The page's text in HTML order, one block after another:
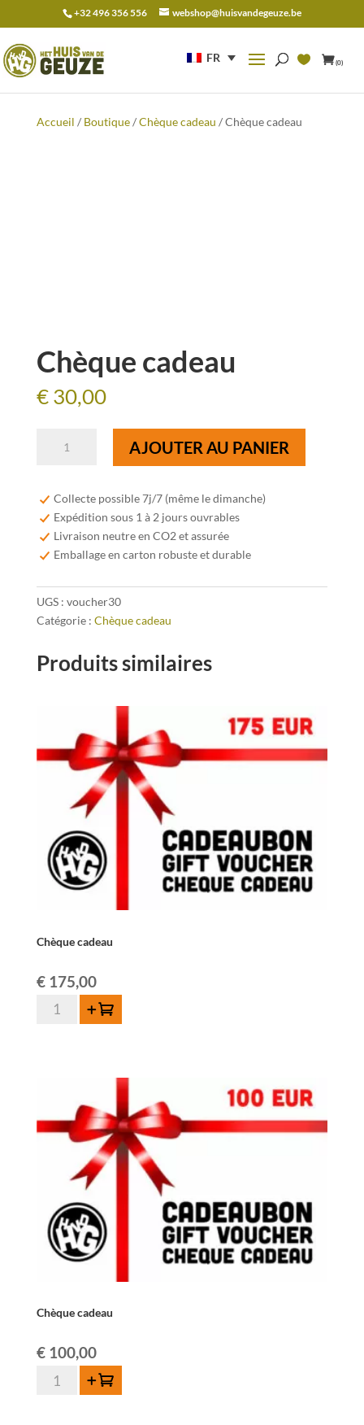
+32 496 356 556 webshop@huisvandegeuze.be
FR (0)
pour :
Accueil / Boutique/Chèque cadeau / Chèque cadeau
Chèque cadeau
€30,00
cadeau
AJOUTER AU PANIER
Collecte possible 7j/7 (même le dimanche)
Expédition sous 1 à 2 jours ouvrables
Livraison neutre en CO2 et assurée
Emballage en carton robuste et durable
UGS : voucher30
Catégorie : Chèque cadeau
Produits similaires
Chèque cadeau
€175,00
quantité
Ajouter au panier
Chèque cadeau
€100,00
quantité
Ajouter au panier